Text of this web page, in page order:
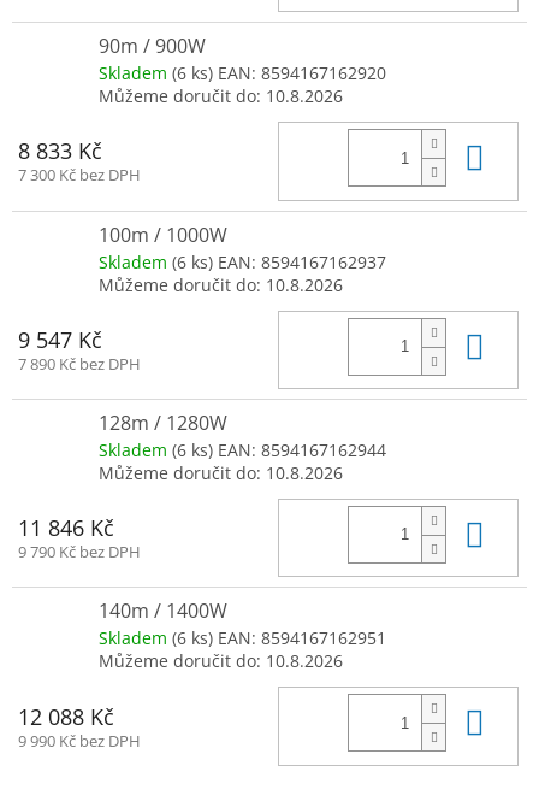
90m / 900W
Skladem (6 ks) EAN: 8594167162920
Můžeme doručit do: 10.8.2026
8 833 Kč
7 300 Kč bez DPH
100m / 1000W
Skladem (6 ks) EAN: 8594167162937
Můžeme doručit do: 10.8.2026
9 547 Kč
7 890 Kč bez DPH
128m / 1280W
Skladem (6 ks) EAN: 8594167162944
Můžeme doručit do: 10.8.2026
11 846 Kč
9 790 Kč bez DPH
140m / 1400W
Skladem (6 ks) EAN: 8594167162951
Můžeme doručit do: 10.8.2026
12 088 Kč
9 990 Kč bez DPH